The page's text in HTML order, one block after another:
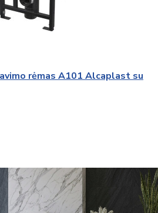
rėmas A101 Alcaplast su